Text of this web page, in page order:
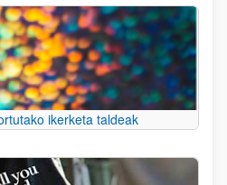
ikerketa taldeak